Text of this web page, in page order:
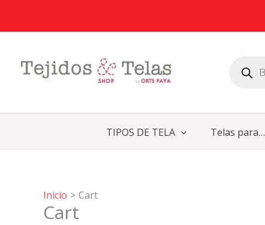
TIPOS DE TELA Telas para…
Inicio Cart
Cart